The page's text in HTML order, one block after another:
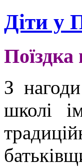
Діти у
З
школі